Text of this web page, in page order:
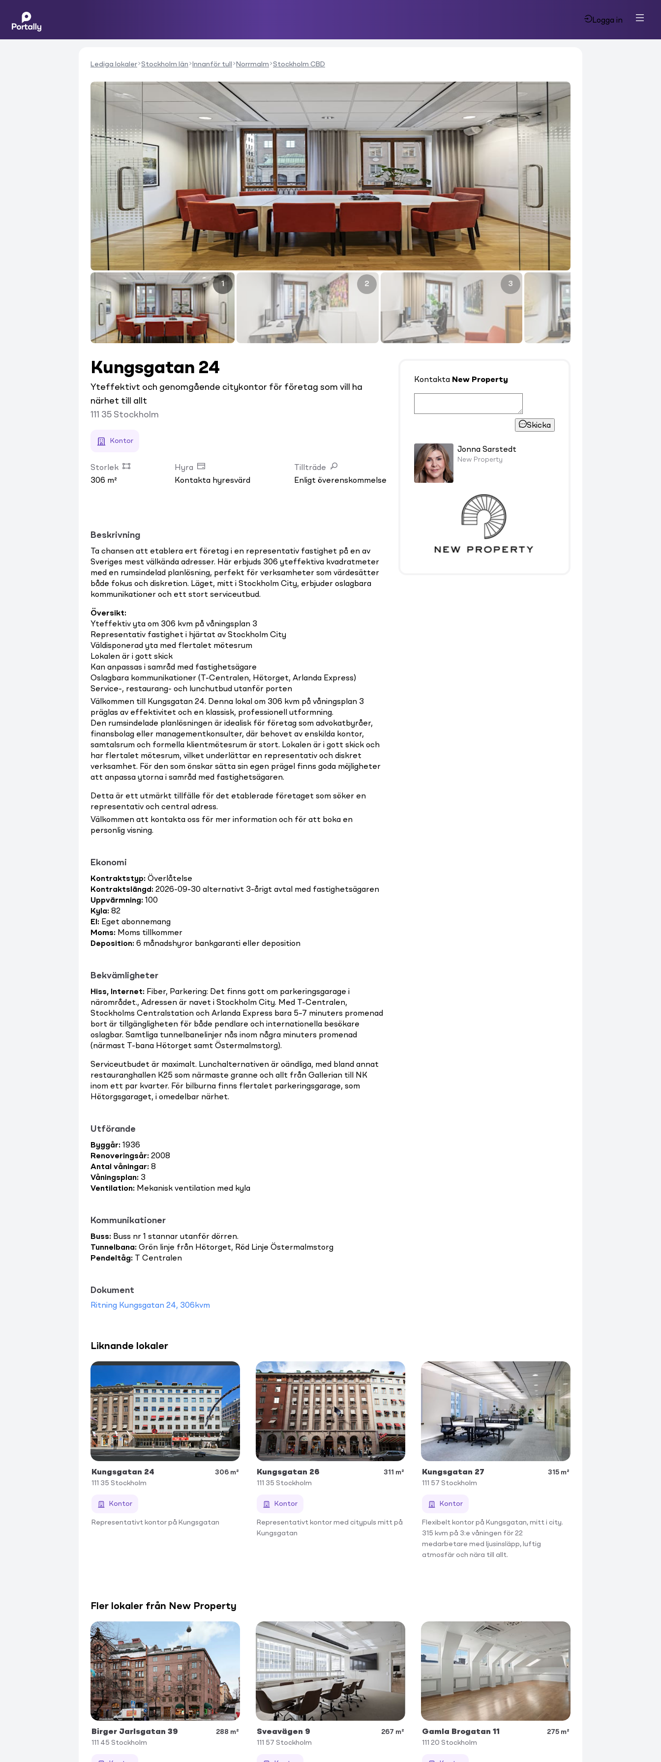
Logga in
Lediga lokaler Stockholm län Innanför tull Norrmalm Stockholm CBD
1 2 3
Kungsgatan 24
Yteffektivt och genomgående citykontor för företag som vill ha
närhet till allt
111 35 Stockholm
Kontor
Storlek
306 m²
Hyra
Kontakta hyresvärd
Tillträde
Enligt överenskommelse
Beskrivning
Ta chansen att etablera ert företag i en representativ fastighet på en av
Sveriges mest välkända adresser. Här erbjuds 306 yteffektiva kvadratmeter
med en rumsindelad planlösning, perfekt för verksamheter som värdesätter
både fokus och diskretion. Läget, mitt i Stockholm City, erbjuder oslagbara
kommunikationer och ett stort serviceutbud.
Översikt:
Yteffektiv yta om 306 kvm på våningsplan 3
Representativ fastighet i hjärtat av Stockholm City
Väldisponerad yta med flertalet mötesrum
Lokalen är i gott skick
Kan anpassas i samråd med fastighetsägare
Oslagbara kommunikationer (T-Centralen, Hötorget, Arlanda Express)
Service-, restaurang- och lunchutbud utanför porten
Välkommen till Kungsgatan 24. Denna lokal om 306 kvm på våningsplan 3
präglas av effektivitet och en klassisk, professionell utformning.
Den rumsindelade planlösningen är idealisk för företag som advokatbyråer,
finansbolag eller managementkonsulter, där behovet av enskilda kontor,
samtalsrum och formella klientmötesrum är stort. Lokalen är i gott skick och
har flertalet mötesrum, vilket underlättar en representativ och diskret
verksamhet. För den som önskar sätta sin egen prägel finns goda möjligheter
att anpassa ytorna i samråd med fastighetsägaren.
Detta är ett utmärkt tillfälle för det etablerade företaget som söker en
representativ och central adress.
Välkommen att kontakta oss för mer information och för att boka en
personlig visning.
Ekonomi
Kontraktstyp: Överlåtelse
Kontraktslängd : 2026-09-30 alternativt 3-årigt avtal med fastighetsägaren
Uppvärmning: 100
Kyla: 82
El : Eget abonnemang
Moms: Moms tillkommer
Deposition: 6 månadshyror bankgaranti eller deposition
Bekvämligheter
Hiss, Internet: Fiber, Parkering: Det finns gott om parkeringsgarage i
närområdet., Adressen är navet i Stockholm City. Med T-Centralen,
Stockholms Centralstation och Arlanda Express bara 5–7 minuters promenad
bort är tillgängligheten för både pendlare och internationella besökare
oslagbar. Samtliga tunnelbanelinjer nås inom några minuters promenad
(närmast T-bana Hötorget samt Östermalmstorg).
Serviceutbudet är maximalt. Lunchalternativen är oändliga, med bland annat
restauranghallen K25 som närmaste granne och allt från Gallerian till NK
inom ett par kvarter. För bilburna finns flertalet parkeringsgarage, som
Hötorgsgaraget, i omedelbar närhet.
Utförande
Byggår: 1936
Renoveringsår: 2008
Antal våningar: 8
Våningsplan: 3
Ventilation: Mekanisk ventilation med kyla
Kommunikationer
Buss: Buss nr 1 stannar utanför dörren.
Tunnelbana: Grön linje från Hötorget, Röd Linje Östermalmstorg
Pendeltåg: T Centralen
Dokument
Ritning Kungsgatan 24, 306kvm
Kontakta New Property
Skicka
Jonna Sarstedt
New Property
Liknande lokaler
Kungsgatan 24
306 m²
111 35 Stockholm
Kontor
Representativt kontor på Kungsgatan
Kungsgatan 26
311 m²
111 35 Stockholm
Kontor
Representativt kontor med citypuls mitt på
Kungsgatan
Kungsgatan 27
315 m²
111 57 Stockholm
Kontor
Flexibelt kontor på Kungsgatan, mitt i city.
315 kvm på 3:e våningen för 22
medarbetare med ljusinsläpp, luftig
atmosfär och nära till allt.
Fler lokaler från New Property
Birger Jarlsgatan 39
288 m²
111 45 Stockholm
Sveavägen 9
267 m²
111 57 Stockholm
Gamla Brogatan 11
275 m²
111 20 Stockholm